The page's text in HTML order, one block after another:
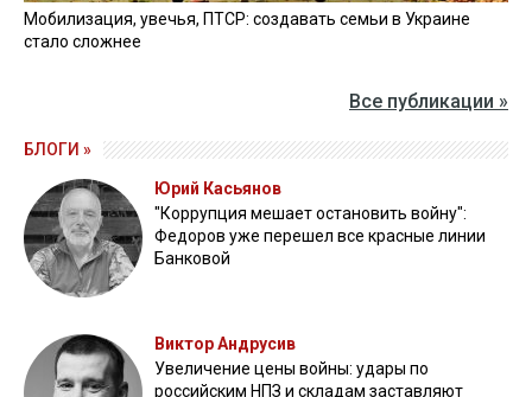
Мобилизация, увечья, ПТСР: создавать семьи в Украине
стало сложнее
Все публикации »
БЛОГИ »
Юрий Касьянов
"Коррупция мешает остановить войну":
Федоров уже перешел все красные линии
Банковой
Виктор Андрусив
Увеличение цены войны: удары по
российским НПЗ и складам заставляют